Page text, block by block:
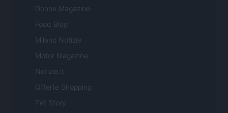
Donne Magazine
Food Blog
Milano Notizie
Motor Magazine
Notizie.it
Offerte Shopping
Pet Story